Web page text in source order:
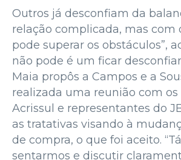
Outros já desconfiam da
relação complicada, mas com
pode superar os obstáculos”,
não pode é um ficar
Maia propôs a Campos e a
realizada uma reunião com
Acrissul e representantes do
as tratativas visando à
de compra, o que foi aceito.
sentarmos e discutir